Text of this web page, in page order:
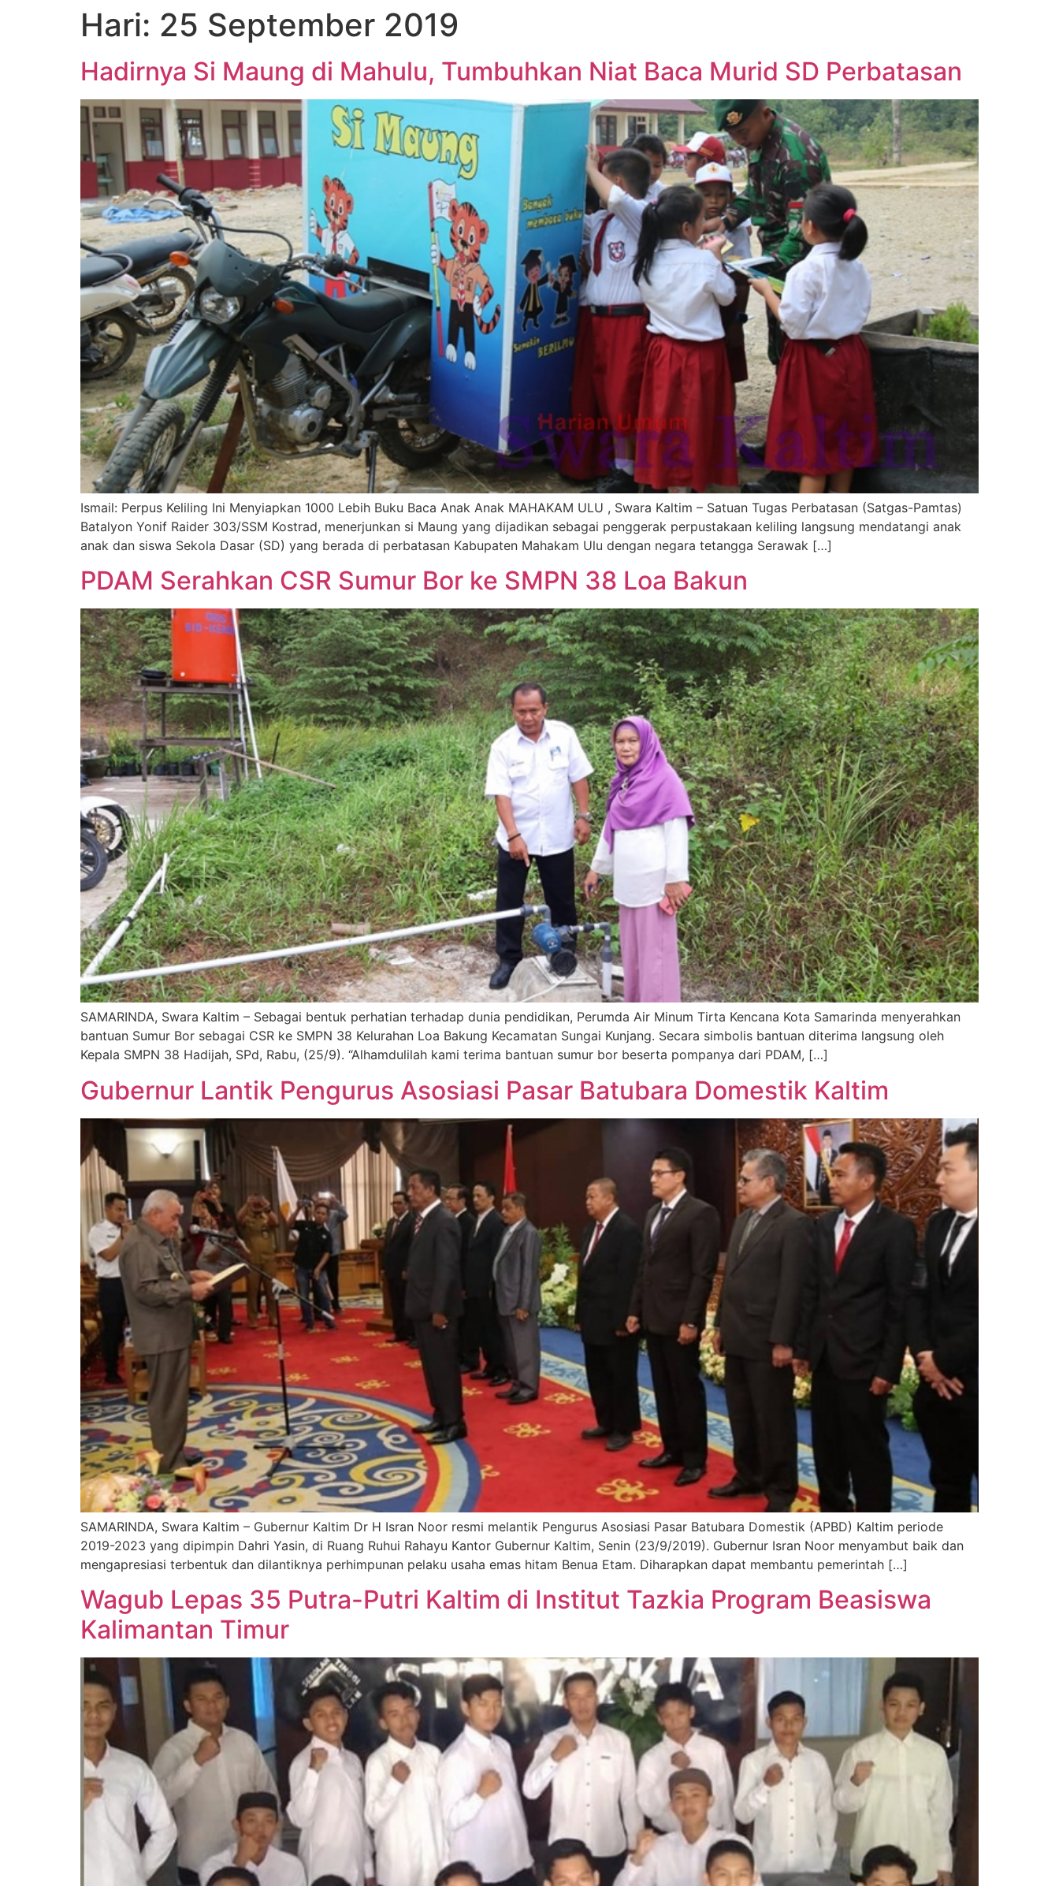
Hari: 25 September 2019
Hadirnya Si Maung di Mahulu, Tumbuhkan Niat Baca Murid SD Perbatasan
Ismail: Perpus Keliling Ini Menyiapkan 1000 Lebih Buku Baca Anak Anak MAHAKAM ULU , Swara Kaltim – Satuan Tugas Perbatasan (Satgas-Pamtas)
Batalyon Yonif Raider 303/SSM Kostrad, menerjunkan si Maung yang dijadikan sebagai penggerak perpustakaan keliling langsung mendatangi anak
anak dan siswa Sekola Dasar (SD) yang berada di perbatasan Kabupaten Mahakam Ulu dengan negara tetangga Serawak […]
PDAM Serahkan CSR Sumur Bor ke SMPN 38 Loa Bakun
SAMARINDA, Swara Kaltim – Sebagai bentuk perhatian terhadap dunia pendidikan, Perumda Air Minum Tirta Kencana Kota Samarinda menyerahkan
bantuan Sumur Bor sebagai CSR ke SMPN 38 Kelurahan Loa Bakung Kecamatan Sungai Kunjang. Secara simbolis bantuan diterima langsung oleh
Kepala SMPN 38 Hadijah, SPd, Rabu, (25/9). “Alhamdulilah kami terima bantuan sumur bor beserta pompanya dari PDAM, […]
Gubernur Lantik Pengurus Asosiasi Pasar Batubara Domestik Kaltim
SAMARINDA, Swara Kaltim – Gubernur Kaltim Dr H Isran Noor resmi melantik Pengurus Asosiasi Pasar Batubara Domestik (APBD) Kaltim periode
2019-2023 yang dipimpin Dahri Yasin, di Ruang Ruhui Rahayu Kantor Gubernur Kaltim, Senin (23/9/2019). Gubernur Isran Noor menyambut baik dan
mengapresiasi terbentuk dan dilantiknya perhimpunan pelaku usaha emas hitam Benua Etam. Diharapkan dapat membantu pemerintah […]
Wagub Lepas 35 Putra-Putri Kaltim di Institut Tazkia Program Beasiswa
Kalimantan Timur